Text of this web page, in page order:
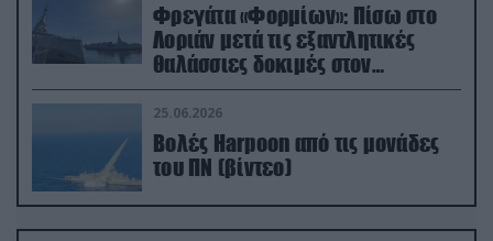
Φρεγάτα «Φορμίων»: Πίσω στο
Λοριάν μετά τις εξαντλητικές
θαλάσσιες δοκιμές στον
απαιτητικό Βισκαϊκό
25.06.2026
Βολές Harpoon από τις μονάδες
του ΠΝ (βίντεο)